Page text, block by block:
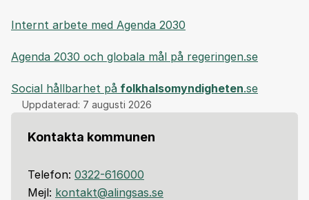
Internt arbete med Agenda 2030
Agenda 2030 och globala mål på regeringen.se
Social hållbarhet på folkhalsomyndigheten.se
Uppdaterad: 7 augusti 2026
Kontakta kommunen
Telefon: 0322-616000
Mejl: kontakt@alingsas.se